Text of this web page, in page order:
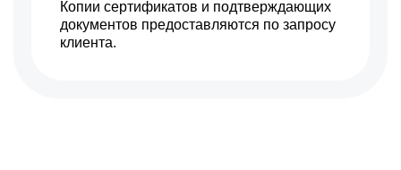
Копии сертификатов и подтверждающих
документов предоставляются по запросу
клиента.